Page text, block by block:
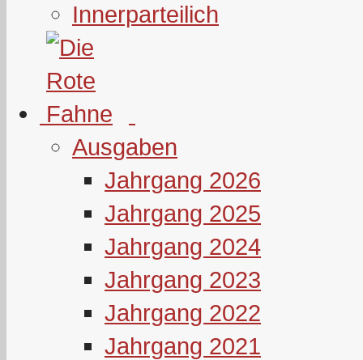
Innerparteilich
Ausgaben
Jahrgang 2026
Jahrgang 2025
Jahrgang 2024
Jahrgang 2023
Jahrgang 2022
Jahrgang 2021